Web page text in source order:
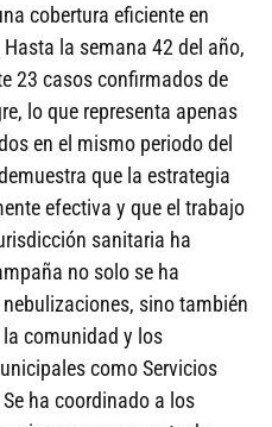
cobertura eficiente en
la semana 42 del año,
23 casos confirmados de
lo que representa apenas
en el mismo periodo del
que la estrategia
efectiva y que el trabajo
sanitaria ha
no solo se ha
sino también
comunidad y los
como Servicios
ha coordinado a los